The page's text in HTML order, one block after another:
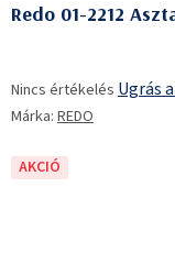
Redo 01-2212
termék
átlagos
5-
Nincs értékelés Ugrás
Márka: REDO
AKCIÓ